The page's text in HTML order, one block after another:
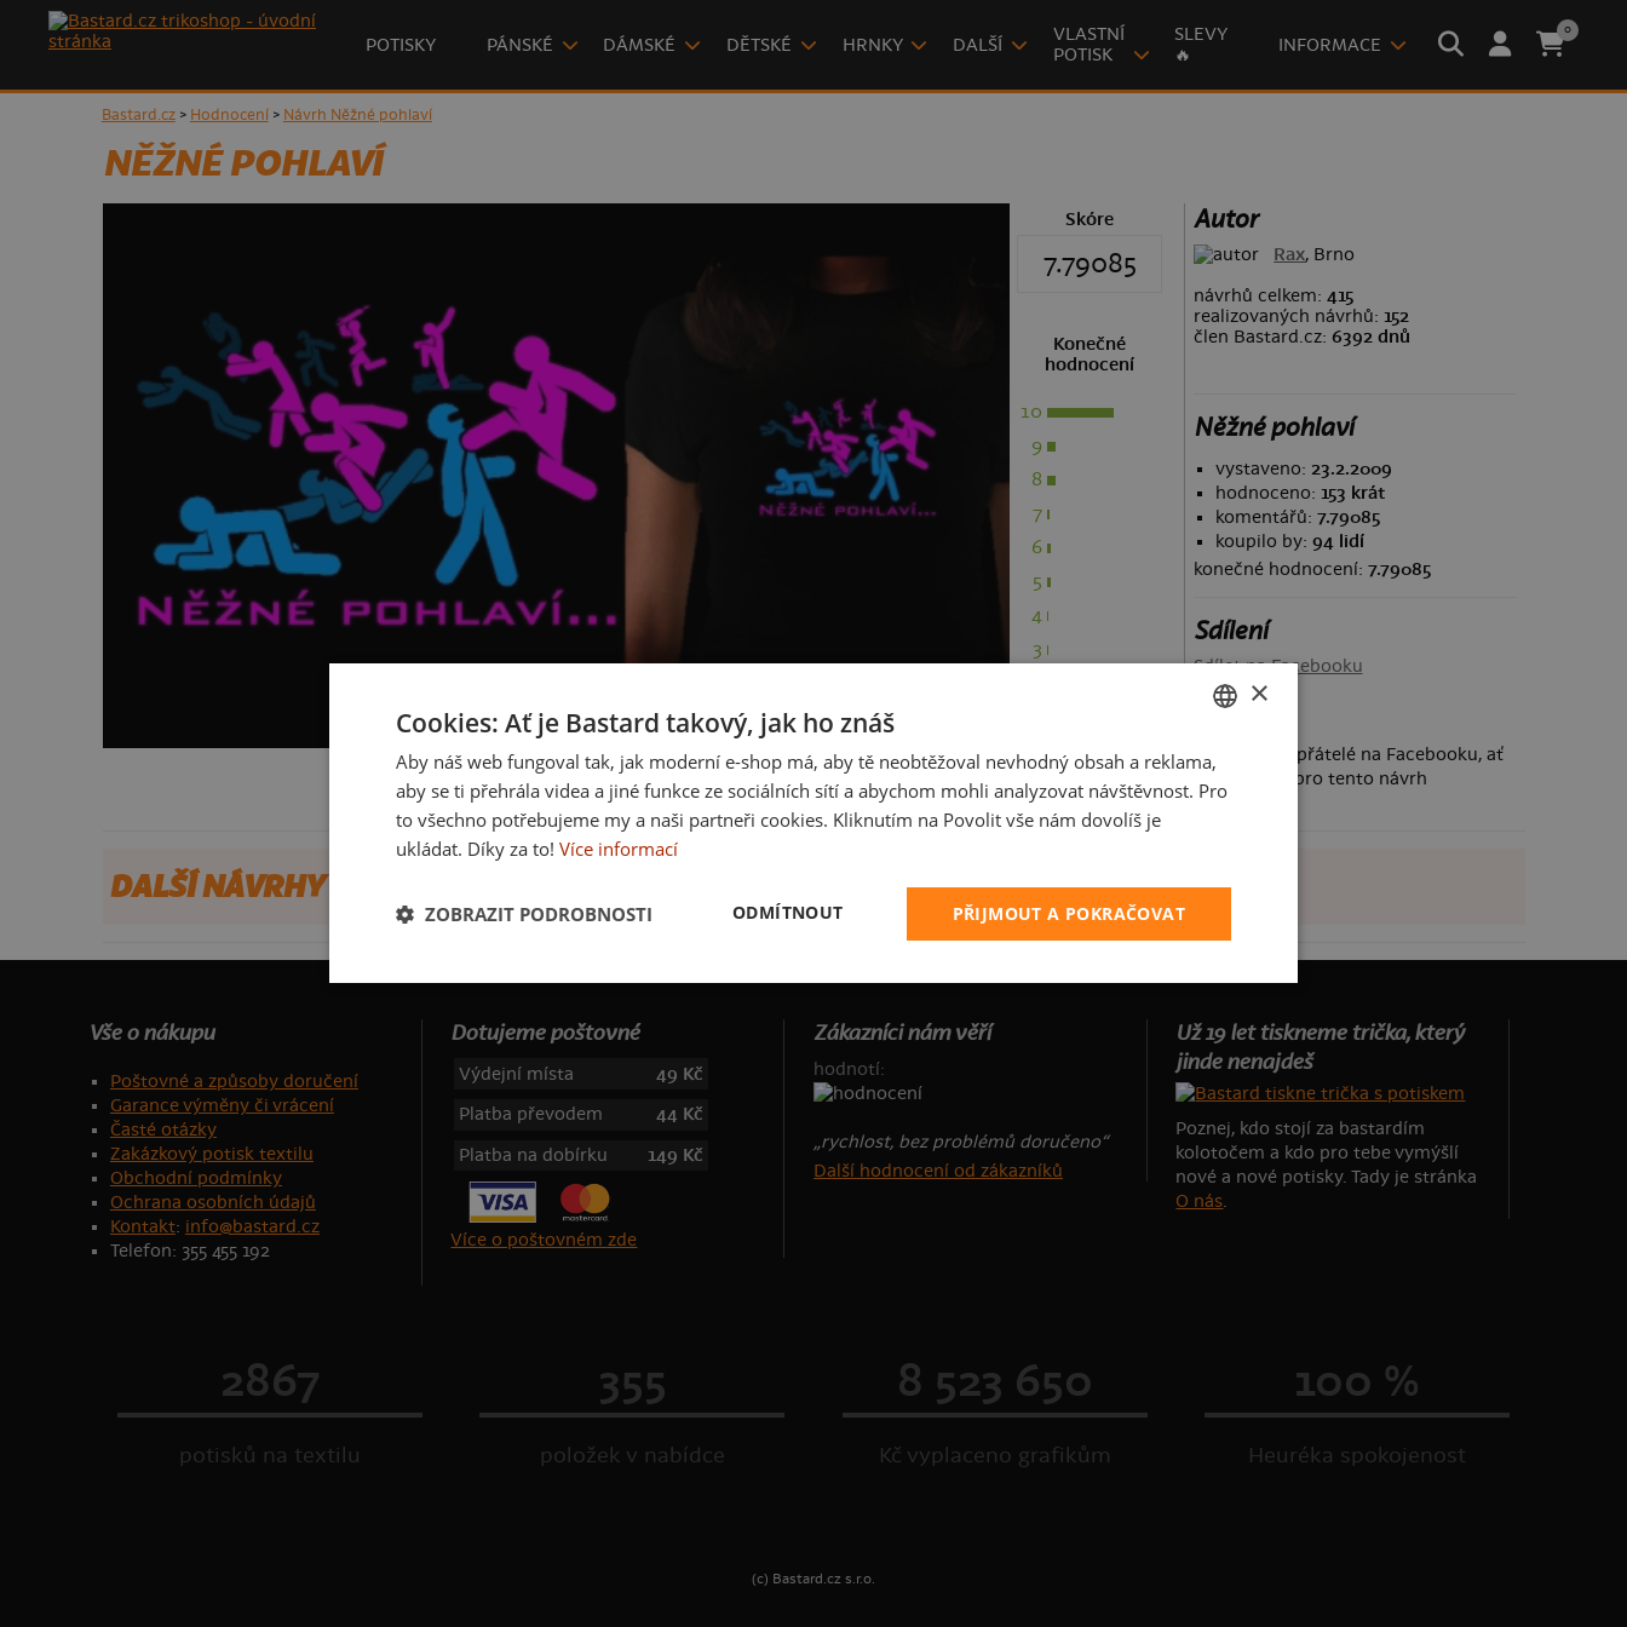
POTISKY PÁNSKÉ DÁMSKÉ DĚTSKÉ HRNKY DALŠÍ
VLASTNÍ
POTISK
SLEVY
🔥
INFORMACE
0
Bastard.cz> Hodnocení> Návrh Něžné pohlaví
NĚŽNÉ POHLAVÍ
Skóre
7.79085
Konečné
hodnocení
10
9
8
7
6
5
4
3
Autor
Rax, Brno
návrhů celkem: 415
realizovaných návrhů: 152
člen Bastard.cz: 6392 dnů
Něžné pohlaví
vystaveno: 23.2.2009
hodnoceno: 153 krát
komentářů: 7.79085
koupilo by: 94 lidí
konečné hodnocení: 7.79085
Sdílení
Sdílet na Facebooku
Požádej své přátelé na Facebooku, ať
taky hlasují pro tento návrh
DALŠÍ NÁVRHY OD RAX
Vše o nákupu
Poštovné a způsoby doručení
Garance výměny či vrácení
Časté otázky
Zakázkový potisk textilu
Obchodní podmínky
Ochrana osobních údajů
Kontakt: info@bastard.cz
Telefon: 355 455 192
Dotujeme poštovné
Výdejní místa
49 Kč
Platba převodem
44 Kč
Platba na dobírku
149 Kč
Více o poštovném zde
Zákazníci nám věří
hodnotí:
„rychlost, bez problémů doručeno“
Další hodnocení od zákazníků
Už 19 let tiskneme trička, který
jinde nenajdeš
Poznej, kdo stojí za bastardím
kolotočem a kdo pro tebe vymýšlí
nové a nové potisky. Tady je stránka
O nás.
2867
potisků na textilu
355
položek v nabídce
8 523 650
Kč vyplaceno grafikům
100 %
Heuréka spokojenost
(c) Bastard.cz s.r.o.
CZECH
SLOVAK
×
Cookies: Ať je Bastard takový, jak ho znáš
Aby náš web fungoval tak, jak moderní e-shop má, aby tě neobtěžoval nevhodný obsah a reklama,
aby se ti přehrála videa a jiné funkce ze sociálních sítí a abychom mohli analyzovat návštěvnost. Pro
to všechno potřebujeme my a naši partneři cookies. Kliknutím na Povolit vše nám dovolíš je
ukládat. Díky za to! Více informací
PŘIJMOUT A POKRAČOVAT
ODMÍTNOUT
ZOBRAZIT PODROBNOSTI